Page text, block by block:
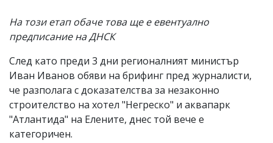
На този етап обаче това ще е евентуално
предписание на ДНСК
След като преди 3 дни регионалният министър
Иван Иванов обяви на брифинг пред журналисти,
че разполага с доказателства за незаконно
строителство на хотел "Негреско" и аквапарк
"Атлантида" на Елените, днес той вече е
категоричен.